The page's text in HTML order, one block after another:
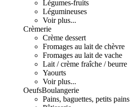
Légumes-fruits
Légumineuses
Voir plus...
Crèmerie
Crème dessert
Fromages au lait de chèvre
Fromages au lait de vache
Lait / crème fraîche / beurre
Yaourts
Voir plus...
OeufsBoulangerie
Pains, baguettes, petits pains